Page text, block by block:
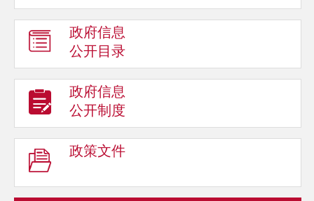
政府信息
公开目录
政府信息
公开制度
政策文件